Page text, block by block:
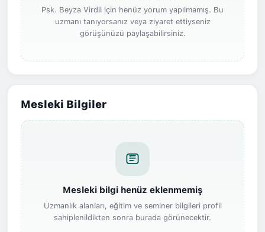
Psk. Beyza Virdil için henüz yorum yapılmamış. Bu
uzmanı tanıyorsanız veya ziyaret ettiyseniz
görüşünüzü paylaşabilirsiniz.
Mesleki Bilgiler
Mesleki bilgi henüz eklenmemiş
Uzmanlık alanları, eğitim ve seminer bilgileri profil
sahiplenildikten sonra burada görünecektir.